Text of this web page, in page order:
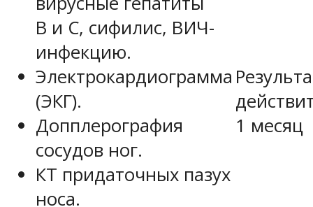
B и C, сифилис, ВИЧ-
инфекцию.
Электрокардиограмма
(ЭКГ).
Допплерография
сосудов ног.
КТ придаточных пазух
носа.
1 месяц